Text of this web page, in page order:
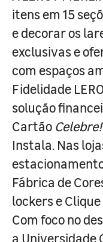
itens em 15
e decorar os
exclusivas e
com espaços
Fidelidade
solução
Cartão Celebre!
Instala. Nas
Fábrica de
lockers e
Com foco no
a Universidade